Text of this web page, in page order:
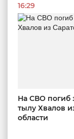
16:29
На СВО погиб
тылу Хвалов
области